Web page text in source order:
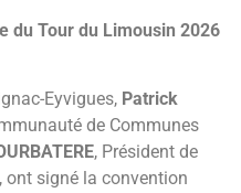
du Tour du Limousin 2026
Eyvigues, Patrick
de Communes
, Président de
signé la convention